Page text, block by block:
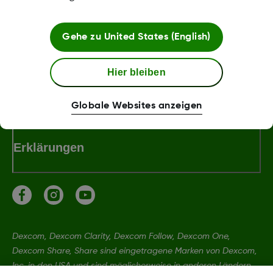
Bedingungen und Richtlinien
Dexcom Webshop Bedingungen
Erklärungen
Dexcom, Dexcom Clarity, Dexcom Follow, Dexcom One,
Dexcom Share, Share sind eingetragene Marken von Dexcom,
Inc. in den USA und sind möglicherweise in anderen Ländern
Gehe zu United States (English)
Hier bleiben
Globale Websites anzeigen